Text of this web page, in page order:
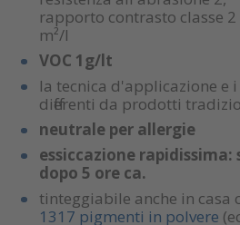
rapporto contrasto classe
m²/l
VOC 1g/lt
la tecnica d'applicazione e
differenti da prodotti
neutrale per allergie
essiccazione
dopo 5 ore ca.
tinteggiabile anche in casa
1317 pigmenti in polvere